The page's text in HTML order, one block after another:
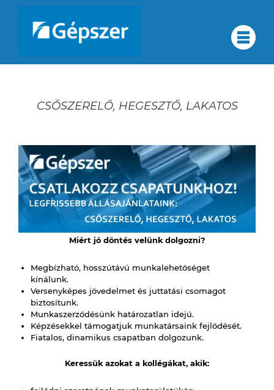
content
#
Minőségirányítás
Partnerek
Elérhetőségek
Karrier
EN
RU
Rólunk
Szolgáltatások
Karrier
CSŐSZERELŐ, HEGESZTŐ, LAKATOS
Miért jó döntés velünk dolgozni?
Megbízható, hosszútávú munkalehetőséget
kínálunk.
Versenyképes jövedelmet és juttatási csomagot
biztosítunk.
Munkaszerződésünk határozatlan idejű.
Képzésekkel támogatjuk munkatársaink fejlődését.
Fiatalos, dinamikus csapatban dolgozunk.
Keressük azokat a kollégákat, akik: